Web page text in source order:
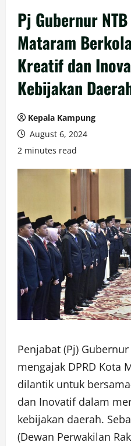
Pj Gubernur
Mataram
Kreatif dan
Kebijakan
Kepala Kampung
August 6, 2024
2 minutes read
Penjabat (Pj)
mengajak DPRD Kota
dilantik untuk
dan Inovatif dalam
kebijakan daerah.
(Dewan Perwakilan